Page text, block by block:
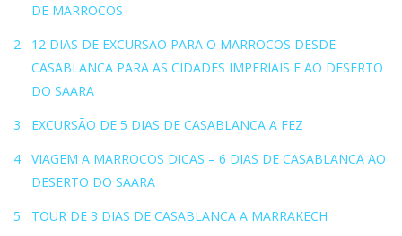
DE MARROCOS
12 DIAS DE EXCURSÃO PARA O MARROCOS DESDE
CASABLANCA PARA AS CIDADES IMPERIAIS E AO DESERTO
DO SAARA
EXCURSÃO DE 5 DIAS DE CASABLANCA A FEZ
VIAGEM A MARROCOS DICAS – 6 DIAS DE CASABLANCA AO
DESERTO DO SAARA
TOUR DE 3 DIAS DE CASABLANCA A MARRAKECH